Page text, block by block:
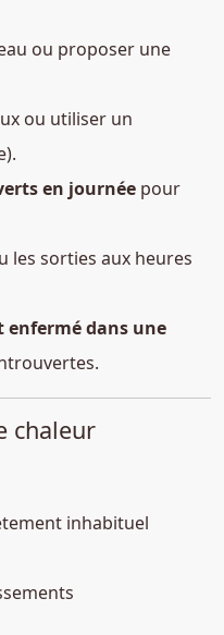
ou proposer une
ou utiliser un
en journée pour
les sorties aux heures
enfermé dans une
chaleur
inhabituel